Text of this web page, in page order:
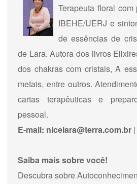
Terapeuta floral
IBEHE/UERJ e
de essências de
de Lara. Autora dos livros
dos chakras com cristais, A
metais, entre outros.
cartas terapêuticas e
pessoal.
E-mail: nicelara@terra.com.br |
Saiba mais sobre você!
Descubra sobre